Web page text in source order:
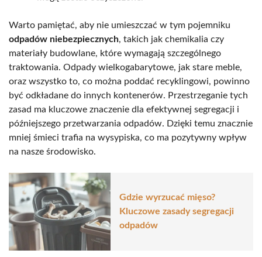
Warto pamiętać, aby nie umieszczać w tym pojemniku
odpadów niebezpiecznych, takich jak chemikalia czy
materiały budowlane, które wymagają szczególnego
traktowania. Odpady wielkogabarytowe, jak stare meble,
oraz wszystko to, co można poddać recyklingowi, powinno
być odkładane do innych kontenerów. Przestrzeganie tych
zasad ma kluczowe znaczenie dla efektywnej segregacji i
późniejszego przetwarzania odpadów. Dzięki temu znacznie
mniej śmieci trafia na wysypiska, co ma pozytywny wpływ
na nasze środowisko.
Gdzie wyrzucać mięso?
Kluczowe zasady segregacji
odpadów